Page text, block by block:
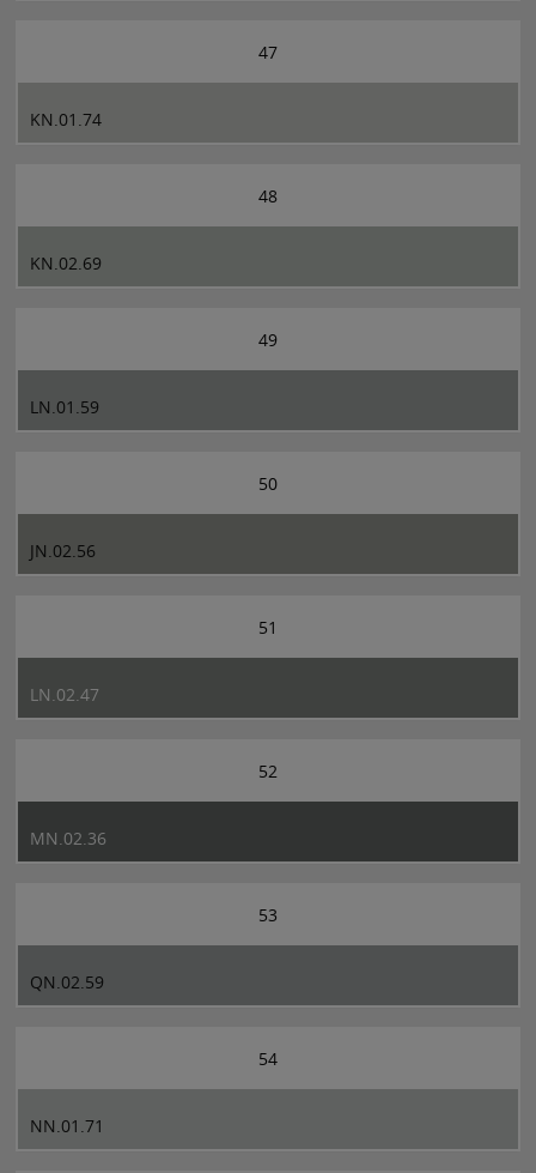
47
KN.01.74
48
KN.02.69
49
LN.01.59
50
JN.02.56
51
LN.02.47
52
MN.02.36
53
QN.02.59
54
NN.01.71